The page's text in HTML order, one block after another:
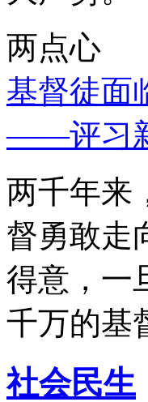
两点心
基督徒面
——评习
两千年来
督勇敢走
得意，一
千万的基
社会民生